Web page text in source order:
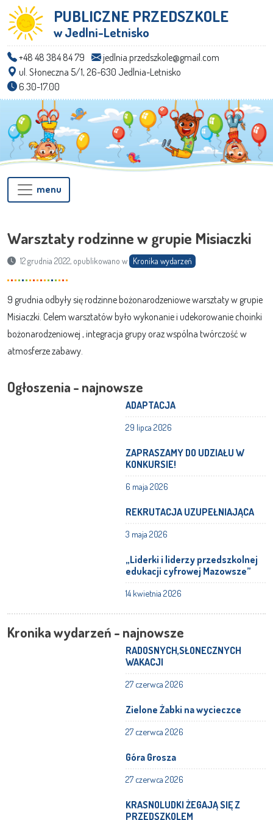
PUBLICZNE PRZEDSZKOLE
w Jedlni-Letnisko
+48 48 384 84 79
jedlnia.przedszkole@gmail.com
ul. Słoneczna 5/1, 26-630 Jedlnia-Letnisko
6.30-17.00
menu
Warsztaty rodzinne w grupie Misiaczki
12 grudnia 2022, opublikowano w Kronika wydarzeń
9 grudnia odbyły się rodzinne bożonarodzeniowe warsztaty w grupie
Misiaczki. Celem warsztatów było wykonanie i udekorowanie choinki
bożonarodzeniowej , integracja grupy oraz wspólna twórczość w
atmosferze zabawy.
Ogłoszenia - najnowsze
ADAPTACJA
29 lipca 2026
ZAPRASZAMY DO UDZIAŁU W
KONKURSIE!
6 maja 2026
REKRUTACJA UZUPEŁNIAJĄCA
3 maja 2026
„Liderki i liderzy przedszkolnej
edukacji cyfrowej Mazowsze”
14 kwietnia 2026
Kronika wydarzeń - najnowsze
RADOSNYCH,SŁONECZNYCH
WAKACJI
27 czerwca 2026
Zielone Żabki na wycieczce
27 czerwca 2026
Góra Grosza
27 czerwca 2026
KRASNOLUDKI ŻEGAJĄ SIĘ Z
PRZEDSZKOLEM